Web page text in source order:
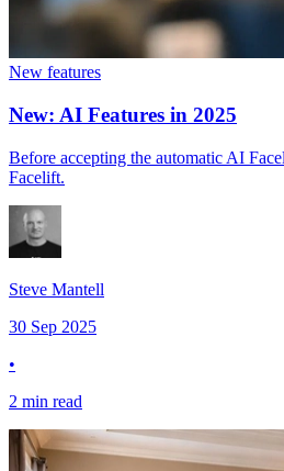
New features​​​​‌ ‍ ​‍​‍‌‍ ‌ ​‍‌‍‍‌‌‍‌ ‌‍‍‌‌‍ ‍​‍​‍​ ‍‍​‍​‍‌ ​ ‌‍​‌‌‍ ‍‌‍‍‌‌ ‌​‌ ‍‌​‍ ‍‌‍‍‌‌‍ ​‍​‍​‍ ​​‍​‍‌‍‍​‌ ​‍‌‍‌‌‌‍‌‍​‍​‍​ ‍‍​‍​‍​‍ ‌‍​‌‌‍‌​‌‍ ‌‌‍‍‌‌‍ ‍​‍ ‌‍‍‌‌‍ ‍‌ ‌​‌‍‌‌‌‍ ‍‌ ‌​​‍ ‌‍‌‌‌‍‌​‌‍‍‌‌ ‌​​‍ ‌‍ ‌‌‍ ‌‍‌​‌‍‌‌​ ‌‌ ​​‌ ​‍‌‍‌‌‌ ​ ‌‍‌‌‌‍ ‍‌ ‌​‌‍​‌‌ ‌​‌‍‍‌‌‍ ‌‍ ‍​ ‍ ‌‍‍‌‌‍‌​​ ‌​ ​‍​ ‌ ​ ‌‌‌‍‌‍‌‍​‍​ ​‍‌‍‌‌​ ​‌​‍ ‌​ ​​‌‍​‌​ ‌ ​ ‌ ​‍ ‌​ ‌​​ ‌​‌‍​ ​ ‌‌​‍ ‌​ ‍​​ ​ ​ ​ ​ ‌​​‍ ‌​ ‍‌​ ‍​‌‍‌​​ ‍‌​ ​‌‌‍‌‌​ ‌​​ ‌‍​ ‌‍​ ‍​​ ​‌​ ​‌​ ‍ ‌ ‌​‌ ‍‌‌ ​​‌‍‌‌​ ‌‌ ​​‌‍ ‌ ​ ‌ ‌​‌​​ ‌‍​‌‌ ‌​‌‍‌‌‌‍‌ ‌‍ ‌ ​‍‌ ‍‌​ ‍ ‌ ​​‌‍​‌‌ ‌​‌‍‍​​ ‌‌ ‌​‌‍‍‌‌ ‌​‌‍ ​‌‍‌‌​ ‌‍​‍‌‍​‌‌ ​ ‌‍‌‌‌‌‌‌‌ ​‍‌‍ ​​ ‌​‍‌‌​ ​‍‌​‌‍‌‍​‌‌‍‌​‌‍ ‌‌‍‍‌‌‍ ‍​‍‌‍‌‍‍‌‌‍‌​​ ‌​ ​‍​ ‌ ​ ‌‌‌‍‌‍‌‍​‍​ ​‍‌‍‌‌​ ​‌​‍ ‌​ ​​‌‍​‌​ ‌ ​ ‌ ​‍ ‌​ ‌​​ ‌​‌‍​ ​ ‌‌​‍ ‌​ ‍​​ ​ ​ ​ ​ ‌​​‍ ‌​ ‍‌​ ‍​‌‍‌​​ ‍‌​ ​‌‌‍‌‌​ ‌​​ ‌‍​ ‌‍​ ‍​​ ​‌​ ​‌​‍‌‍‌ ‌​‌ ‍‌‌ ​​‌‍‌‌​ ‌‌ ​​‌‍ ‌ ​ ‌ ‌​‌​​ ‌‍​‌‌ ‌​‌‍‌‌‌‍‌ ‌‍ ‌ ​‍‌ ‍‌​‍‌‍‌ ​​‌‍​‌‌ ‌​‌‍‍​​ ‌‌ ‌​‌‍‍‌‌ ‌​‌‍ ​‌‍‌‌​‍​‍‌ ‌
New: AI Features in 2025
Before accepting the automatic AI Facelift, do you sometimes wish you
Facelift.​​​​‌ ‍ ​‍​‍‌‍ ‌ ​‍‌‍‍‌‌‍‌ ‌‍‍‌‌‍ ‍​‍​‍​ ‍‍​‍​‍‌ ​ ‌‍​‌‌‍ ‍‌‍‍‌‌ ‌​‌ ‍‌​‍ ‍‌‍‍‌‌‍ ​‍​‍​‍ ​​‍​‍‌‍‍​‌ ​‍‌‍‌‌‌‍‌‍​‍​‍​ ‍‍​‍​‍​‍ ‌‍​‌‌‍‌​‌‍ ‌‌‍‍‌‌‍ ‍​‍ ‌‍‍‌‌‍ ‍‌ ‌​‌‍‌‌‌‍ ‍‌ ‌​​‍ ‌‍‌‌‌‍‌​‌‍‍‌‌ ‌​​‍ ‌‍ ‌‌‍ ‌‍‌​‌‍‌‌​ ‌‌ ​​‌ ​‍‌‍‌‌‌ ​ ‌‍‌‌‌‍ ‍‌ ‌​‌‍​‌‌ ‌​‌‍‍‌‌‍ ‌‍ ‍​ ‍ ‌‍‍‌‌‍‌​​ ‌​ ​​​ ‍​​ ​ ​ ‌‌‌‍​‍‌‍‌‌‌‍‌‍‌‍​‍​‍ ‌‌‍​‌‌‍‌‍‌‍‌‍​ ​‍​‍ ‌​ ‌​‌‍‌​​ ‌​​ ​ ​‍ ‌​ ‍​​ ‍​​ ‍‌​ ​‌​‍ ‌‌‍‌‌​ ​‌​ ​​​ ‍​​ ‍​​ ‍‌​ ‌‌​ ‌‌​ ‌ ​ ​​‌‍‌​​ ‍‌​ ‍ ‌ ‌​‌ ‍‌‌ ​​‌‍‌‌​ ‌‌ ​​‌‍ ‌ ​ ‌ ‌​​ ‍ ‌ ​​‌‍​‌‌ ‌​‌‍‍​​ ‌‌‍‌‌‌ ‍​‌‍​ ‌‍‌‌‌ ​‍‌ ​​‌ ‌​​‍‌‌​ ‌‌‌​​‍‌‌ ‌‍‍ ‌‍‌‌‌ ‍‌​‍‌‌​ ​ ‌​‌​​‍‌‌​ ​ ‌​‌​​‍‌‌​ ​‍​ ​‍​ ‍‌‌‍‌​​ ​‌‌‍​‌‌‍‌‌‌‍‌‍‌‍​‌​ ‌‍‌‍​‍‌‍‌‌‌‍​‍​ ‌‌​‍‌‌​ ​‍​ ​‍​‍‌‌​ ‌‌‌​‌​​‍ ‍‌‍​ ‌‍‍​‌‍‍‌‌‍ ​‌‍‌​‌ ​‍‌‍‌‌‌‍ ‍​‍‌‌​ ‌‌‌​​‍‌‌ ‌‍‍ ‌‍‌‌‌ ‍‌​‍‌‌​ ​ ‌​‌​​‍‌‌​ ​ ‌​‌​​‍‌‌​ ​‍​ ​‍‌‍‌‌‌‍‌‍‌‍‌​​ ‌‍​ ‍‌​ ‍​‌‍​‍​ ​‌‌‍‌‌​ ‌‌‌‍‌​‌‍‌‍​‍‌‌​ ​‍​ ​‍​‍‌‌​ ‌‌‌​‌​​‍ ‍‌ ‌​‌‍‌‌‌ ‍​‌ ‌​​ ‌‍​‍‌‍​‌‌ ​ ‌‍‌‌‌‌‌‌‌ ​‍‌‍ ​​ ‌​‍‌‌​ ​‍‌​‌‍‌‍​‌‌‍‌​‌‍ ‌‌‍‍‌‌‍ ‍​‍‌‍‌‍‍‌‌‍‌​​ ‌​ ​​​ ‍​​ ​ ​ ‌‌‌‍​‍‌‍‌‌‌‍‌‍‌‍​‍​‍ ‌‌‍​‌‌‍‌‍‌‍‌‍​ ​‍​‍ ‌​ ‌​‌‍‌​​ ‌​​ ​ ​‍ ‌​ ‍​​ ‍​​ ‍‌​ ​‌​‍ ‌‌‍‌‌​ ​‌​ ​​​ ‍​​ ‍​​ ‍‌​ ‌‌​ ‌‌​ ‌ ​ ​​‌‍‌​​ ‍‌​‍‌‍‌ ‌​‌ ‍‌‌ ​​‌‍‌‌​ ‌‌ ​​‌‍ ‌ ​ ‌ ‌​​‍‌‍‌ ​​‌‍​‌‌ ‌​‌‍‍​​ ‌‌‍‌‌‌ ‍​‌‍​ ‌‍‌‌‌ ​‍‌ ​​‌ ‌​​‍‌‌​ ‌‌‌​​‍‌‌ ‌‍‍ ‌‍‌‌‌ ‍‌​‍‌‌​ ​ ‌​‌​​‍‌‌​ ​ ‌​‌​​‍‌‌​ ​‍​ ​‍​ ‍‌‌‍‌​​ ​‌‌‍​‌‌‍‌‌‌‍‌‍‌‍​‌​ ‌‍‌‍​‍‌‍‌‌‌‍​‍​ ‌‌​‍‌‌​ ​‍​ ​‍​‍‌‌​ ‌‌‌​‌​​‍ ‍‌‍​ ‌‍‍​‌‍‍‌‌‍ ​‌‍‌​‌ ​‍‌‍‌‌‌‍ ‍​‍‌‌​ ‌‌‌​​‍‌‌ ‌‍‍ ‌‍‌‌‌ ‍‌​‍‌‌​ ​ ‌​‌​​‍‌‌​ ​ ‌​‌​​‍‌‌​ ​‍​ ​‍‌‍‌‌‌‍‌‍‌‍‌​​ ‌‍​ ‍‌​ ‍​‌‍​‍​ ​‌‌‍‌‌​ ‌‌‌‍‌​‌‍‌‍​‍‌‌​ ​‍​ ​‍​‍‌‌​ ‌‌‌​‌​​‍ ‍‌ ‌​‌‍‌‌‌ ‍​‌ ‌​​‍‌‍‌ ​​‌‍‌‌‌ ​‍‌ ​ ‌ ​​‌‍‌‌‌‍​ ‌ ‌​‌‍‍‌‌ ‌‍‌‍‌‌​ ‌‌ ​​‌ ‌‌‌‍​‍‌‍ ​‌‍‍‌‌ ​ ‌‍‍​‌‍‌‌‌‍‌​​‍​‍‌ ‌
Steve Mantell​​​​‌ ‍ ​‍​‍‌‍ ‌ ​‍‌‍‍‌‌‍‌ ‌‍‍‌‌‍ ‍​‍​‍​ ‍‍​‍​‍‌ ​ ‌‍​‌‌‍ ‍‌‍‍‌‌ ‌​‌ ‍‌​‍ ‍‌‍‍‌‌‍ ​‍​‍​‍ ​​‍​‍‌‍‍​‌ ​‍‌‍‌‌‌‍‌‍​‍​‍​ ‍‍​‍​‍​‍ ‌‍​‌‌‍‌​‌‍ ‌‌‍‍‌‌‍ ‍​‍ ‌‍‍‌‌‍ ‍‌ ‌​‌‍‌‌‌‍ ‍‌ ‌​​‍ ‌‍‌‌‌‍‌​‌‍‍‌‌ ‌​​‍ ‌‍ ‌‌‍ ‌‍‌​‌‍‌‌​ ‌‌ ​​‌ ​‍‌‍‌‌‌ ​ ‌‍‌‌‌‍ ‍‌ ‌​‌‍​‌‌ ‌​‌‍‍‌‌‍ ‌‍ ‍​ ‍ ‌‍‍‌‌‍‌​​ ‌‌‍‌​‌‍‌‍​ ‍​​ ‍‌​ ​​​ ​‍​ ‌​​ ​‍​‍ ‌​ ​ ​ ‌‍​ ​‌​ ​‌​‍ ‌​ ‌​​ ‌‌​ ​ ​ ‌ ​‍ ‌​ ‍​‌‍‌‌​ ‌‌‌‍​‍​‍ ‌‌‍​ ​ ‌ ​ ‌‌‌‍‌‍‌‍​‍​ ‌‍‌‍‌‍‌‍‌​‌‍‌‍‌‍‌‍‌‍​‌​ ‍‌​ ‍ ‌ ‌​‌ ‍‌‌ ​​‌‍‌‌​ ‌‌‍​‌‌ ‌‌‌ ‌​‌‍‍​‌‍ ‌ ​‍​ ‍ ‌ ​​‌‍​‌‌ ‌​‌‍‍​​ ‌‌‍ ‍‌‍​‌‌‍ ‌‌‍‌‌​ ‌‍​‍‌‍​‌‌ ​ ‌‍‌‌‌‌‌‌‌ ​‍‌‍ ​​ ‌​‍‌‌​ ​‍‌​‌‍‌‍​‌‌‍‌​‌‍ ‌‌‍‍‌‌‍ ‍​‍‌‍‌‍‍‌‌‍‌​​ ‌‌‍‌​‌‍‌‍​ ‍​​ ‍‌​ ​​​ ​‍​ ‌​​ ​‍​‍ ‌​ ​ ​ ‌‍​ ​‌​ ​‌​‍ ‌​ ‌​​ ‌‌​ ​ ​ ‌ ​‍ ‌​ ‍​‌‍‌‌​ ‌‌‌‍​‍​‍ ‌‌‍​ ​ ‌ ​ ‌‌‌‍‌‍‌‍​‍​ ‌‍‌‍‌‍‌‍‌​‌‍‌‍‌‍‌‍‌‍​‌​ ‍‌​‍‌‍‌ ‌​‌ ‍‌‌ ​​‌‍‌‌​ ‌‌‍​‌‌ ‌‌‌ ‌​‌‍‍​‌‍ ‌ ​‍​‍‌‍‌ ​​‌‍​‌‌ ‌​‌‍‍​​ ‌‌‍ ‍‌‍​‌‌‍ ‌‌‍‌‌​‍‌‍‌ ​​‌‍‌‌‌ ​‍‌ ​ ‌ ​​‌‍‌‌‌‍​ ‌ ‌​‌‍‍‌‌ ‌‍‌‍‌‌​ ‌‌ ​​‌ ‌‌‌‍​‍‌‍ ​‌‍‍‌‌ ​ ‌‍‍​‌‍‌‌‌‍‌​​‍​‍‌ ‌
30 Sep 2025
•
2 min read